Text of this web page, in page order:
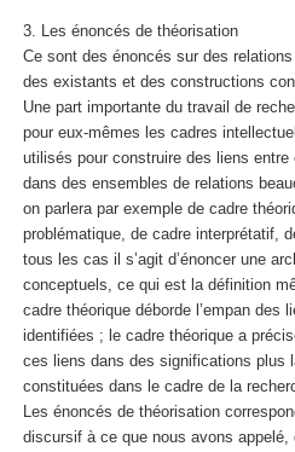
3. Les énoncés de théorisation
Ce sont des énoncés sur des
des existants et des constructions
Une part importante du travail de
pour eux-mêmes les cadres
utilisés pour construire des liens
dans des ensembles de relations
on parlera par exemple de cadre
problématique, de cadre interprétatif,
tous les cas il s’agit d’énoncer une
conceptuels, ce qui est la définition
cadre théorique déborde l’empan des
identifiées ; le cadre théorique a
ces liens dans des significations plus
constituées dans le cadre de la
Les énoncés de théorisation
discursif à ce que nous avons